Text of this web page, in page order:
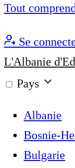
Tout
Se
L'Albanie
Pays
Albanie
Bosnie-
Bulgarie